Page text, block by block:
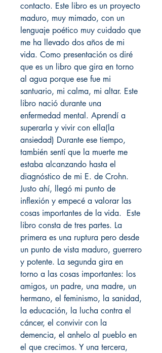
contacto. Este libro es un proyecto
maduro, muy mimado, con un
lenguaje poético muy cuidado que
me ha llevado dos años de mi
vida. Como presentación os diré
que es un libro que gira en torno
al agua porque ese fue mi
santuario, mi calma, mi altar. Este
libro nació durante una
enfermedad mental. Aprendí a
superarla y vivir con ella(la
ansiedad) Durante ese tiempo,
también sentí que la muerte me
estaba alcanzando hasta el
diagnóstico de mi E. de Crohn.
Justo ahí, llegó mi punto de
inflexión y empecé a valorar las
cosas importantes de la vida. Este
libro consta de tres partes. La
primera es una ruptura pero desde
un punto de vista maduro, guerrero
y potente. La segunda gira en
torno a las cosas importantes: los
amigos, un padre, una madre, un
hermano, el feminismo, la sanidad,
la educación, la lucha contra el
cáncer, el convivir con la
demencia, el anhelo al pueblo en
el que crecimos. Y una tercera,